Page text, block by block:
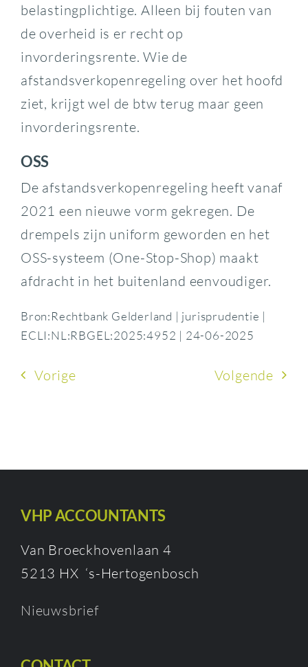
belastingplichtige. Alleen bij fouten van
de overheid is er recht op
invorderingsrente. Wie de
afstandsverkopenregeling over het hoofd
ziet, krijgt wel de btw terug maar geen
invorderingsrente.
OSS
De afstandsverkopenregeling heeft vanaf
2021 een nieuwe vorm gekregen. De
drempels zijn uniform geworden en het
OSS-systeem (One-Stop-Shop) maakt
afdracht in het buitenland eenvoudiger.
Bron:Rechtbank Gelderland | jurisprudentie |
ECLI:NL:RBGEL:2025:4952 | 24-06-2025
Vorige Volgende
VHP ACCOUNTANTS
Van Broeckhovenlaan 4
5213 HX ‘s-Hertogenbosch
Nieuwsbrief